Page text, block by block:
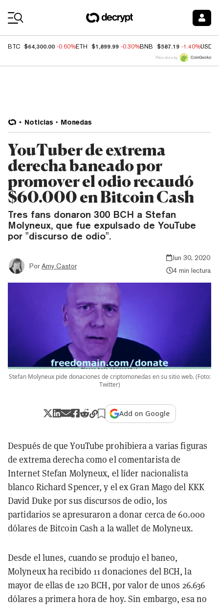
BTC $64,300.00 -0.60%ETH $1,899.99 -0.30%BNB $587.19 -1.40%USDC
Price data by
Noticias Monedas
YouTuber de extrema
derecha baneado por
promover el odio recaudó
$60.000 en Bitcoin Cash
Tres fans donaron 300 BCH a Stefan
Molyneux, que fue expulsado de YouTube
por "discurso de odio".
Por Amy Castor
Jun 30, 2020
4 min lectura
Stefan Molyneux pide donaciones de criptomonedas en su sitio web. (Foto:
Twitter)
Add on Google
Después de que YouTube prohibiera a varias figuras
de extrema derecha como el comentarista de
Internet Stefan Molyneux, el líder nacionalista
blanco Richard Spencer, y el ex Gran Mago del KKK
David Duke por sus discursos de odio, los
partidarios se apresuraron a donar cerca de 60.000
dólares de Bitcoin Cash a la wallet de Molyneux.
Desde el lunes, cuando se produjo el baneo,
Molyneux ha recibido 11 donaciones del BCH, la
mayor de ellas de 120 BCH, por valor de unos 26.636
dólares a primera hora de hoy. Sin embargo, esa no